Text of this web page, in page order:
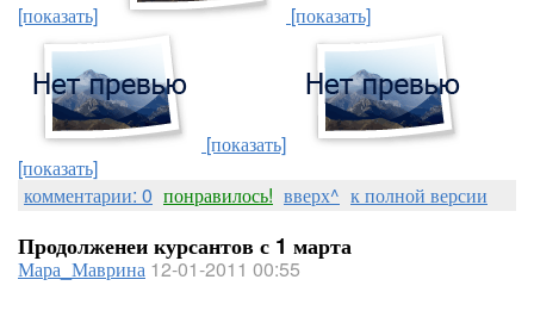
[показать] [показать]
[показать]
[показать]
комментарии: 0 понравилось! вверх^ к полной версии
Продолженеи курсантов с 1 марта
Мара_Маврина 12-01-2011 00:55